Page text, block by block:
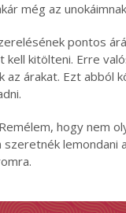
még az
pontos
kitölteni. Erre
árakat. Ezt abból
hogy nem
lemondani